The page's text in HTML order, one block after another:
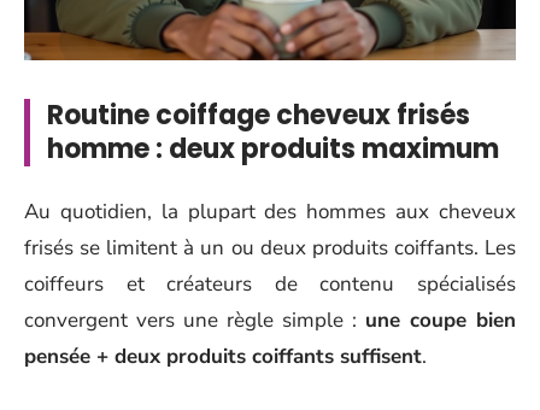
Routine coiffage cheveux frisés
homme : deux produits maximum
Au quotidien, la plupart des hommes aux cheveux
frisés se limitent à un ou deux produits coiffants. Les
coiffeurs et créateurs de contenu spécialisés
convergent vers une règle simple : une coupe bien
pensée + deux produits coiffants suffisent.